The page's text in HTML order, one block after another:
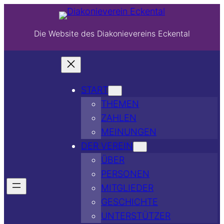
Die Website des Diakonievereins Eckental
START
THEMEN
ZAHLEN
MEINUNGEN
DER VEREIN
ÜBER
PERSONEN
MITGLIEDER
GESCHICHTE
UNTERSTÜTZER